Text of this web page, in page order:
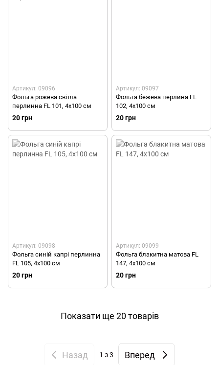
Артикул: 09096
Фольга рожева світла
перлинна FL 101, 4х100 см
20 грн
Артикул: 09097
Фольга бежева перлина FL
102, 4х100 см
20 грн
Артикул: 09098
Фольга синій капрі перлинна
FL 105, 4х100 см
20 грн
Артикул: 09099
Фольга блакитна матова FL
147, 4х100 см
20 грн
Показати ще 20 товарів
Назад 1 з 3 Вперед